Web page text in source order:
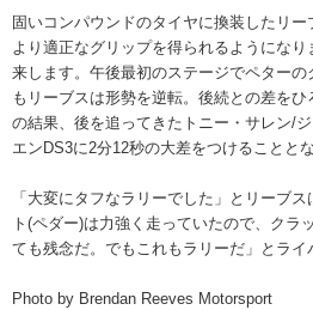
固いコンパウンドのタイヤに換装したリ
より適正なグリップを得られるようになり
来します。午後最初のステージでペターの
もリーブスは形勢を逆転。後続との差を
の結果、後を追ってきたトニー・サレン/
エンDS3に2分12秒の大差をつけることと
「大変にタフなラリーでした」とリーブ
ト(ペダー)は力強く走っていたので、クラ
ても残念だ。でもこれもラリーだ」とライ
Photo by Brendan Reeves Motorsport